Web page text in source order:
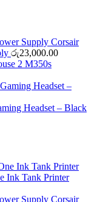
Corsair
රු23,000.00
2 M350s
Headset – Black
Ink Tank Printer
Corsair